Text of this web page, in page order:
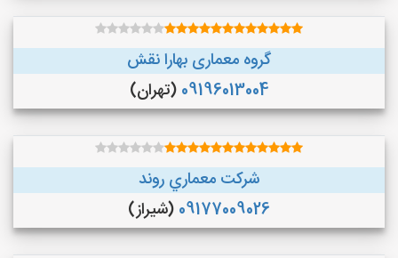
گروه معماری بهارا نقش
09196013004 (تهران)
شركت معماري روند
09177009026 (شیراز)